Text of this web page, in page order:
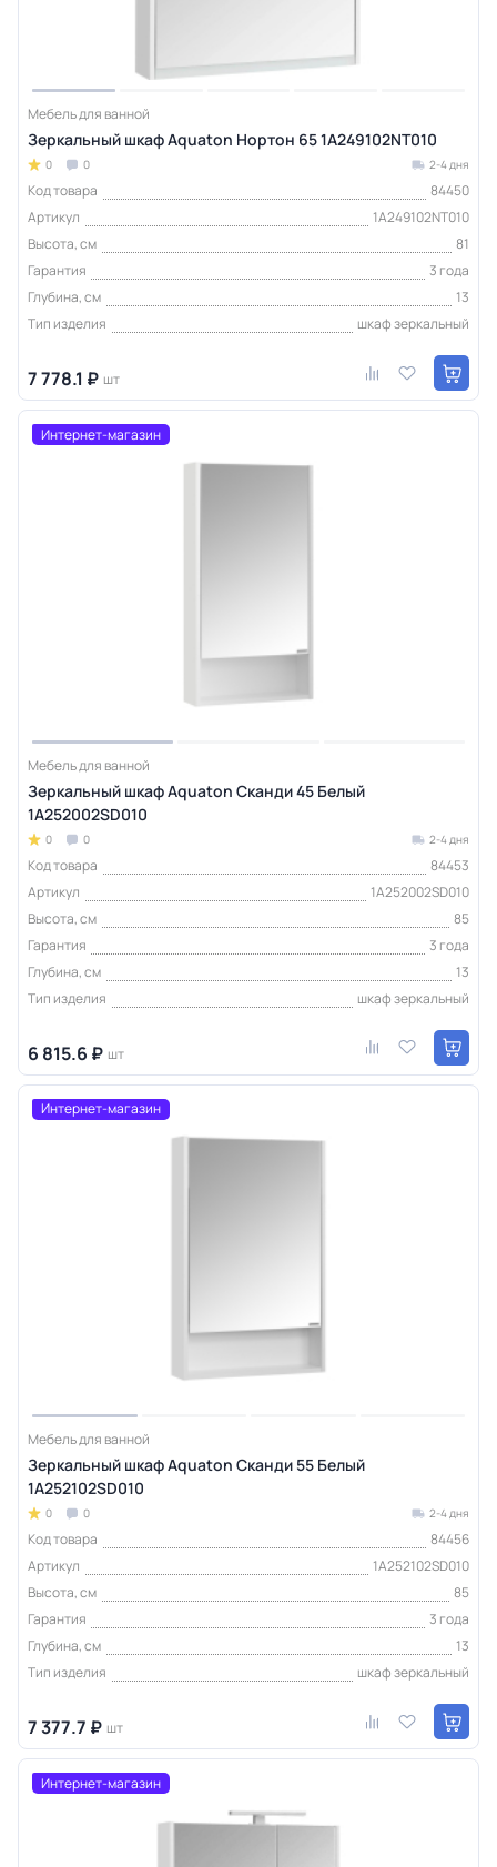
Мебель для ванной
Зеркальный шкаф Aquaton Нортон 65 1A249102NT010
0 0 2-4 дня
Код товара
84450
Артикул
1A249102NT010
Высота, см
81
Гарантия
3 года
Глубина, см
13
Тип изделия
шкаф зеркальный
7 778.1 ₽ шт
Интернет-магазин
Мебель для ванной
Зеркальный шкаф Aquaton Сканди 45 Белый
1A252002SD010
0 0 2-4 дня
Код товара
84453
Артикул
1A252002SD010
Высота, см
85
Гарантия
3 года
Глубина, см
13
Тип изделия
шкаф зеркальный
6 815.6 ₽ шт
Интернет-магазин
Мебель для ванной
Зеркальный шкаф Aquaton Сканди 55 Белый
1A252102SD010
0 0 2-4 дня
Код товара
84456
Артикул
1A252102SD010
Высота, см
85
Гарантия
3 года
Глубина, см
13
Тип изделия
шкаф зеркальный
7 377.7 ₽ шт
Интернет-магазин